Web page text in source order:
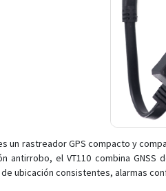
es un rastreador GPS compacto y
antirrobo, el VT110 combina GNSS
ubicación consistentes, alarmas